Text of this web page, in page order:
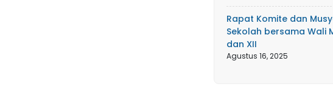
Rapat Komite dan
Sekolah bersama Wali
dan XII
Agustus 16, 2025